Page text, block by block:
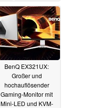
BenQ EX321UX:
Großer und
hochauflösender
Gaming-Monitor mit
Mini-LED und KVM-